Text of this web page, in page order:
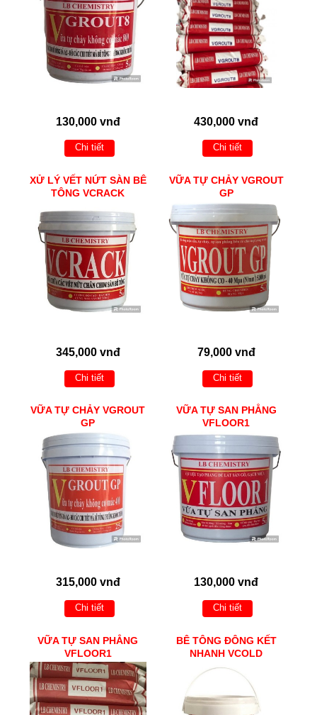
130,000 vnđ
Chi tiết
430,000 vnđ
Chi tiết
XỬ LÝ VẾT NỨT SÀN BÊ
TÔNG VCRACK
345,000 vnđ
Chi tiết
VỮA TỰ CHẢY VGROUT
GP
79,000 vnđ
Chi tiết
VỮA TỰ CHẢY VGROUT
GP
315,000 vnđ
Chi tiết
VỮA TỰ SAN PHẲNG
VFLOOR1
130,000 vnđ
Chi tiết
VỮA TỰ SAN PHẲNG
VFLOOR1
BÊ TÔNG ĐÔNG KẾT
NHANH VCOLD